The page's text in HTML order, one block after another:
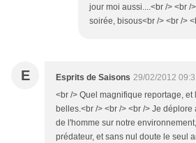
jour moi aussi....<br /> <br /
soirée, bisous<br /> <br />
E Esprits de Saisons 29/02/2012
<br /> Quel magnifique reportage, et
belles.<br /> <br /> <br /> Je
de l'homme sur notre
prédateur, et sans nul doute le seul